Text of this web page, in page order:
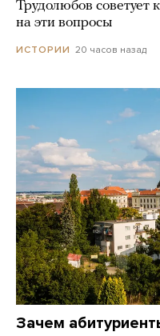
Трудолюбов советует
на эти вопросы
ИСТОРИИ 20 часов назад
Зачем